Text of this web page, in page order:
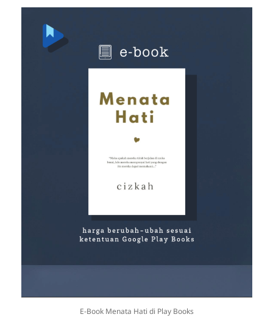
E-Book Menata Hati di Play Books